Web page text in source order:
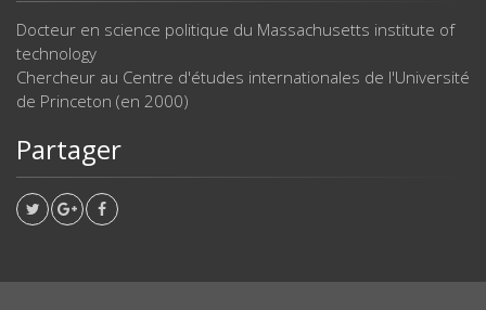
Docteur en science politique du Massachusetts institute of
technology
Chercheur au Centre d'études internationales de l'Université
de Princeton (en 2000)
Partager